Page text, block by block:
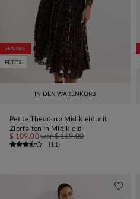
IN DEN WARENKORB
35% OFF
PETITE
Petite Theodora Midikleid mit
Zierfalten in Midikleid
$ 109.00war$ 169.00
(11)